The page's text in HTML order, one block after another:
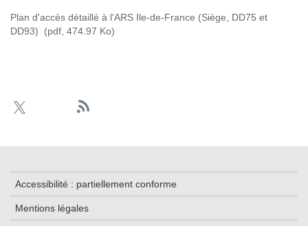
Plan d'accès détaillé à l'ARS Ile-de-France (Siège, DD75 et
DD93)
(pdf, 474.97 Ko)
Accessibilité : partiellement conforme
Mentions légales